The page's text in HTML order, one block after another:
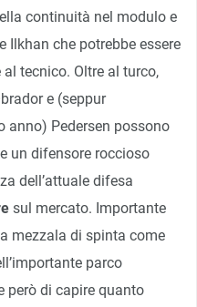
continuità nel modulo e
Ilkhan che potrebbe essere
tecnico. Oltre al turco,
e (seppur
Pedersen possono
un difensore roccioso
dell’attuale difesa
sul mercato. Importante
mezzala di spinta come
parco
però di capire quanto